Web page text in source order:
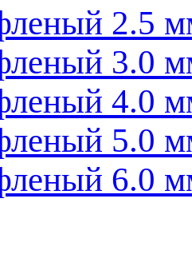
2.5
3.0
4.0
5.0
6.0